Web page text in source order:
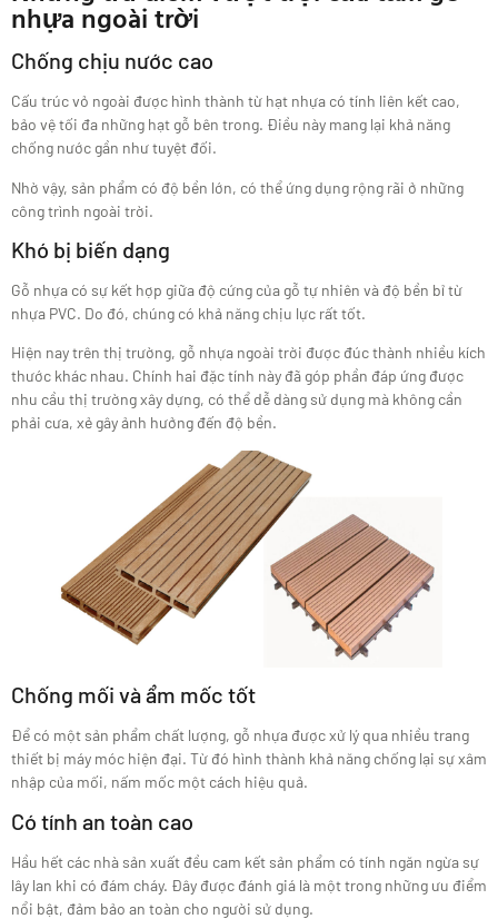
nhựa ngoài trời
Chống chịu nước cao
Cấu trúc vỏ ngoài được hình thành từ hạt nhựa có tính liên kết cao,
bảo vệ tối đa những hạt gỗ bên trong. Điều này mang lại khả năng
chống nước gần như tuyệt đối.
Nhờ vậy, sản phẩm có độ bền lớn, có thể ứng dụng rộng rãi ở những
công trình ngoài trời.
Khó bị biến dạng
Gỗ nhựa có sự kết hợp giữa độ cứng của gỗ tự nhiên và độ bền bỉ từ
nhựa PVC. Do đó, chúng có khả năng chịu lực rất tốt.
Hiện nay trên thị trường, gỗ nhựa ngoài trời được đúc thành nhiều kích
thước khác nhau. Chính hai đặc tính này đã góp phần đáp ứng được
nhu cầu thị trường xây dựng, có thể dễ dàng sử dụng mà không cần
phải cưa, xẻ gây ảnh hưởng đến độ bền.
Chống mối và ẩm mốc tốt
Để có một sản phẩm chất lượng, gỗ nhựa được xử lý qua nhiều trang
thiết bị máy móc hiện đại. Từ đó hình thành khả năng chống lại sự xâm
nhập của mối, nấm mốc một cách hiệu quả.
Có tính an toàn cao
Hầu hết các nhà sản xuất đều cam kết sản phẩm có tính ngăn ngừa sự
lây lan khi có đám cháy. Đây được đánh giá là một trong những ưu điểm
nổi bật, đảm bảo an toàn cho người sử dụng.